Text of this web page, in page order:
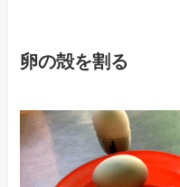
卵の殻を割る